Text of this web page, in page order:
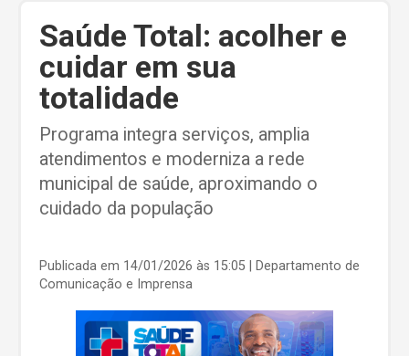
Saúde Total: acolher e
cuidar em sua
totalidade
Programa integra serviços, amplia
atendimentos e moderniza a rede
municipal de saúde, aproximando o
cuidado da população
Publicada em 14/01/2026 às 15:05
| Departamento de
Comunicação e Imprensa